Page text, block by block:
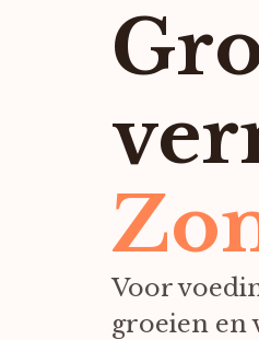
Voor
groeien en